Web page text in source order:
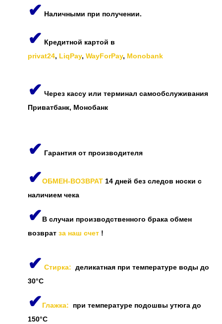
✔ Наличными при получении.
✔ Кредитной картой в
privat24, LiqPay, WayForPay, Monobank
✔ Через кассу или терминал самообслуживания
Приватбанк, Монобанк
✔ Гарантия от производителя
✔ОБМЕН-ВОЗВРАТ 14 дней без следов носки с
наличием чека
✔В случаи производственного брака обмен
возврат за наш счет !
✔ Стирка: деликатная при температуре воды до
30°C
✔Глажка: при температуре подошвы утюга до
150°C